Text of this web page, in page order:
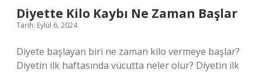
Diyette Kilo Kaybı Ne Zaman Başlar
Tarih: Eylül 6, 2024
Diyete başlayan biri ne zaman kilo vermeye başlar?
Diyetin ilk haftasında vücutta neler olur? Diyetin ilk